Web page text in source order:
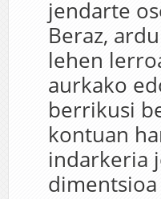
jendarte
Beraz,
lehen
aurkako
berrikusi
kontuan
indarkeria